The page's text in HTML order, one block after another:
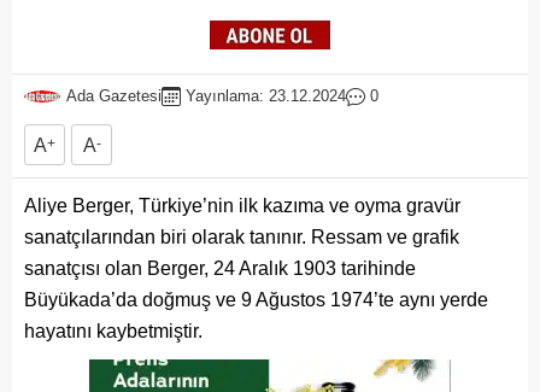
Ada Gazetesi Yayınlama: 23.12.2024 0
A+ A-
Aliye Berger, Türkiye’nin ilk kazıma ve oyma gravür
sanatçılarından biri olarak tanınır. Ressam ve grafik
sanatçısı olan Berger, 24 Aralık 1903 tarihinde
Büyükada’da doğmuş ve 9 Ağustos 1974’te aynı yerde
hayatını kaybetmiştir.